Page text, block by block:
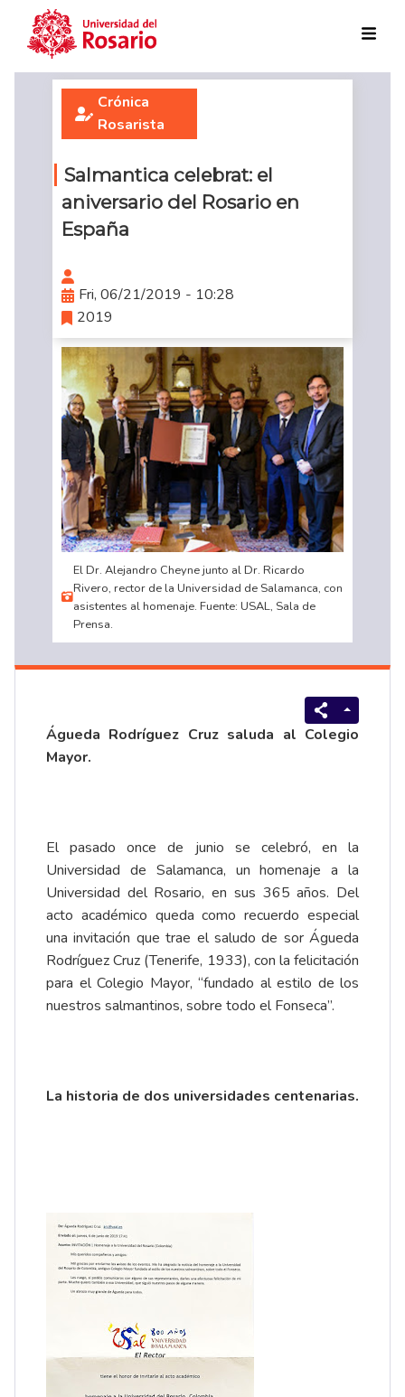
Skip to main content
Crónica
Rosarista
Salmantica celebrat: el
aniversario del Rosario en
España
Fri, 06/21/2019 - 10:28
2019
El Dr. Alejandro Cheyne junto al Dr. Ricardo
Rivero, rector de la Universidad de Salamanca, con
asistentes al homenaje. Fuente: USAL, Sala de
Prensa.
Águeda Rodríguez Cruz saluda al Colegio
Mayor.
El pasado once de junio se celebró, en la
Universidad de Salamanca, un homenaje a la
Universidad del Rosario, en sus 365 años. Del
acto académico queda como recuerdo especial
una invitación que trae el saludo de sor Águeda
Rodríguez Cruz (Tenerife, 1933), con la felicitación
para el Colegio Mayor, “fundado al estilo de los
nuestros salmantinos, sobre todo el Fonseca”.
La historia de dos universidades centenarias.